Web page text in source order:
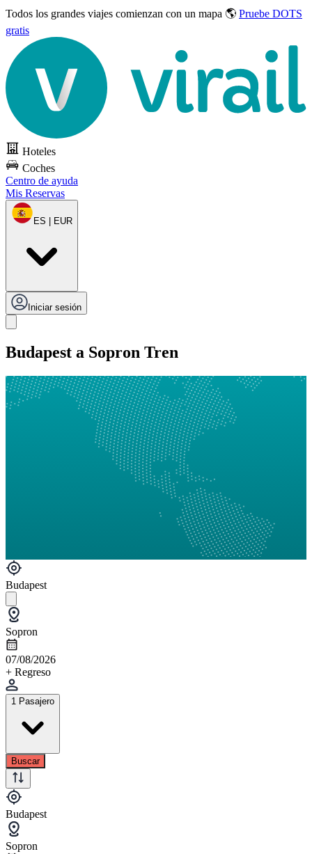
Todos los grandes viajes comienzan con un mapa 🌎 Pruebe DOTS
gratis
Hoteles
Coches
Centro de ayuda
Mis Reservas
ES | EUR
Iniciar sesión
Budapest a Sopron Tren
Budapest
Sopron
07/08/2026
+ Regreso
1 Pasajero
Buscar
Budapest
Sopron